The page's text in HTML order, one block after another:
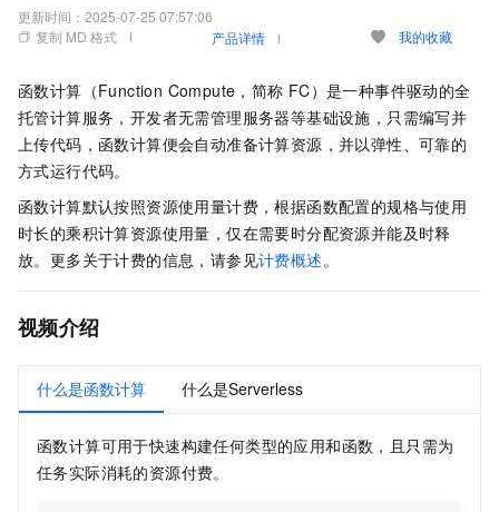
更新时间： 2025-07-25 07:57:06
复制 MD 格式
产品详情 我的收藏
函数计算 （Function Compute，简称 FC）是一种事件驱动的全
托管计算服务，开发者无需管理服务器等基础设施，只需编写并
上传代码， 函数计算便会自动准备计算资源，并以弹性、可靠的
方式运行代码。
函数计算默认按照资源使用量计费，根据函数配置的规格与使用
时长的乘积计算资源使用量，仅在需要时分配资源并能及时释
放。更多关于计费的信息，请参见计费概述。
视频介绍
什么是函数计算 什么是Serverless
函数计算可用于快速构建任何类型的应用和函数，且只需为
任务实际消耗的资源付费。